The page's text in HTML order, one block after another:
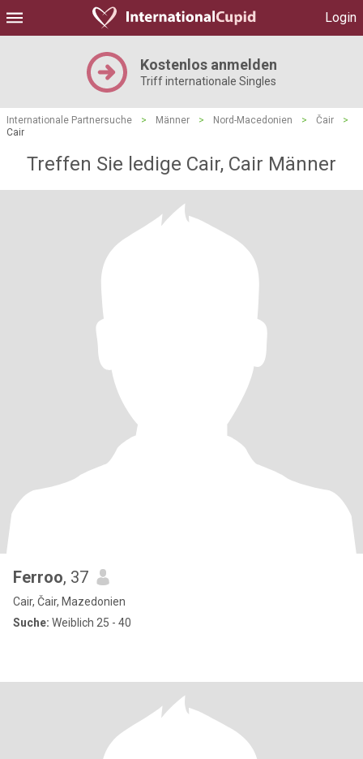
Login
Kostenlos anmelden
Triff internationale Singles
Internationale Partnersuche > Männer > Nord-Macedonien > Čair
>
Cair
Treffen Sie ledige Cair, Cair Männer
Ferroo, 37
Cair, Čair, Mazedonien
Suche: Weiblich 25 - 40